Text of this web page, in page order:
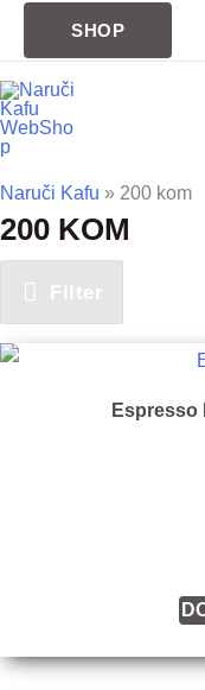
sadržaj
SHOP
Naruči Kafu » 200 kom
200 KOM
Filter
Espresso